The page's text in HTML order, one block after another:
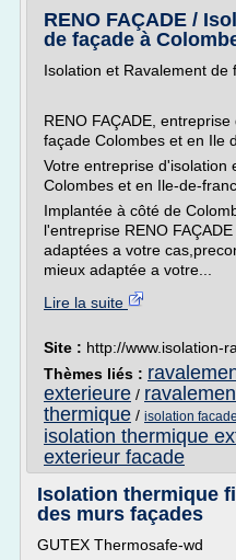
RENO FAÇADE /
de façade à
Isolation et Ravalement de
RENO FAÇADE,
façade Colombes et en Ile
Votre entreprise d'isolation
Colombes et en Ile-de-
Implantée à côté de
l'entreprise RENO
adaptées a votre
mieux adaptée a votre...
Lire la suite
Site : http://www.isolation-
Thèmes liés :
exterieure /
thermique / isolation
isolation thermique
exterieur facade
Isolation thermique
des murs façades
GUTEX Thermosafe-wd